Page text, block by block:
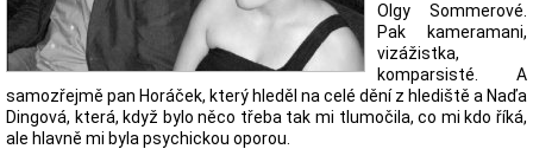
Olgy Sommerové.
Pak kameramani,
vizážistka,
komparsisté. A
samozřejmě pan Horáček, který hleděl na celé dění z hlediště a Naďa
Dingová, která, když bylo něco třeba tak mi tlumočila, co mi kdo říká,
ale hlavně mi byla psychickou oporou.